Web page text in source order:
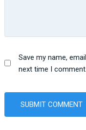
Save my name,
next time I comment.